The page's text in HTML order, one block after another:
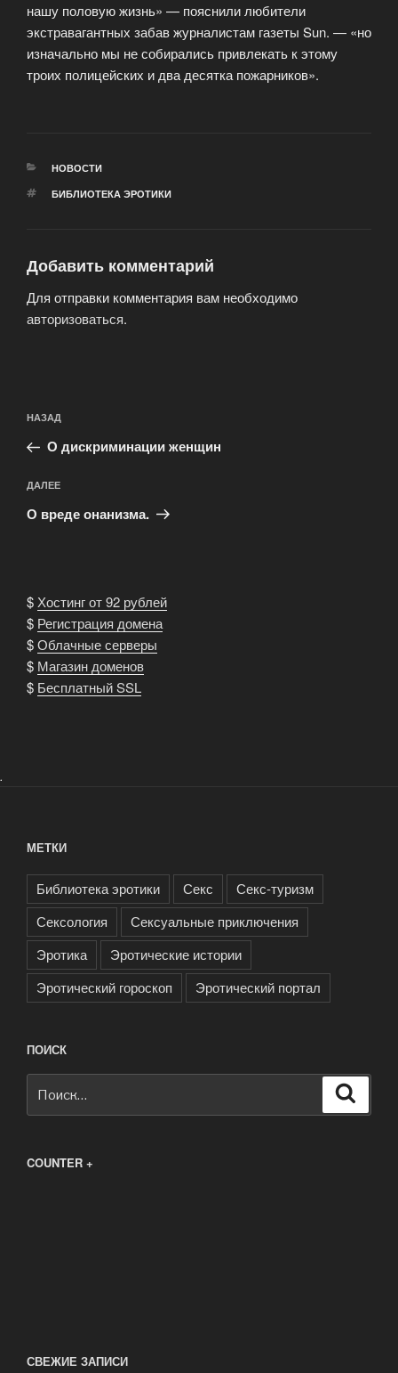
нашу половую жизнь» — пояснили любители
экстравагантных забав журналистам газеты Sun. — «но
изначально мы не собирались привлекать к этому
троих полицейских и два десятка пожарников».
РУБРИКИ
НОВОСТИ
МЕТКИ
БИБЛИОТЕКА ЭРОТИКИ
Добавить комментарий
Для отправки комментария вам необходимо
авторизоваться.
по
записям
Предыдущая
запись:
НАЗАД
О дискриминации женщин
Следующая
запись
ДАЛЕЕ
О вреде онанизма.
$ Хостинг от 92 рублей
$ Регистрация домена
$Облачные серверы
$ Магазин доменов
$ Бесплатный SSL
.
МЕТКИ
Библиотека эротики Секс
Секс-туризм
Сексология
Сексуальные приключения
Эротика
Эротические истории
Эротический гороскоп
Эротический портал
ПОИСК
COUNTER +
СВЕЖИЕ ЗАПИСИ